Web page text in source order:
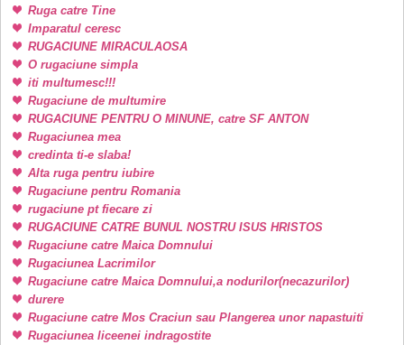
Ruga catre Tine
Imparatul ceresc
RUGACIUNE MIRACULAOSA
O rugaciune simpla
iti multumesc!!!
Rugaciune de multumire
RUGACIUNE PENTRU O MINUNE, catre SF ANTON
Rugaciunea mea
credinta ti-e slaba!
Alta ruga pentru iubire
Rugaciune pentru Romania
rugaciune pt fiecare zi
RUGACIUNE CATRE BUNUL NOSTRU ISUS HRISTOS
Rugaciune catre Maica Domnului
Rugaciunea Lacrimilor
Rugaciune catre Maica Domnului,a nodurilor(necazurilor)
durere
Rugaciune catre Mos Craciun sau Plangerea unor napastuiti
Rugaciunea liceenei indragostite